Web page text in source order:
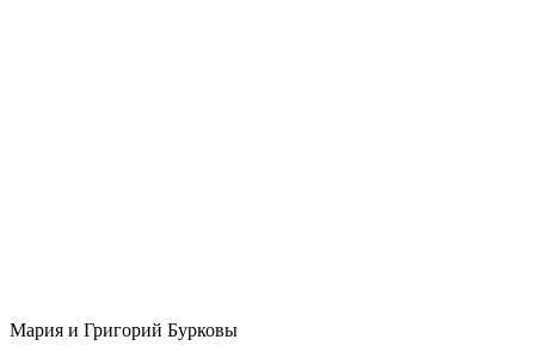
Мария и Григорий Бурковы